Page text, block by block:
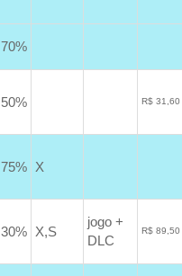
70%
50% R$
75% X
30% X,S
jogo +
DLC
R$